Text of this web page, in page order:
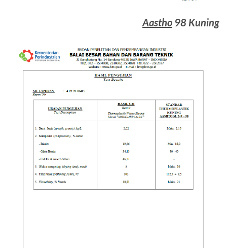
Aastho 98 Kuning